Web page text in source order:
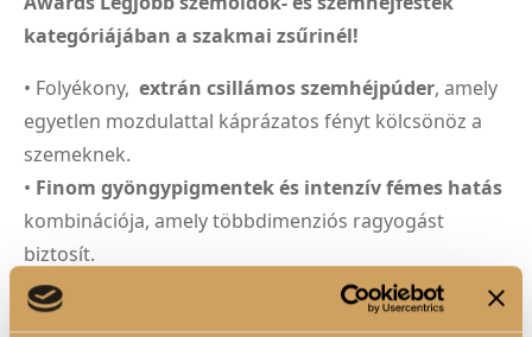
kategóriájában a szakmai zsűrinél!
• Folyékony, extrán csillámos szemhéjpúder, amely
egyetlen mozdulattal káprázatos fényt kölcsönöz a
szemeknek.
• Finom gyöngypigmentek és intenzív fémes hatás
kombinációja, amely többdimenziós ragyogást
biztosít.
•Vizes, hűsítő textúrája
légiesen könnyű, mégis telt,
fényes fedést ad.